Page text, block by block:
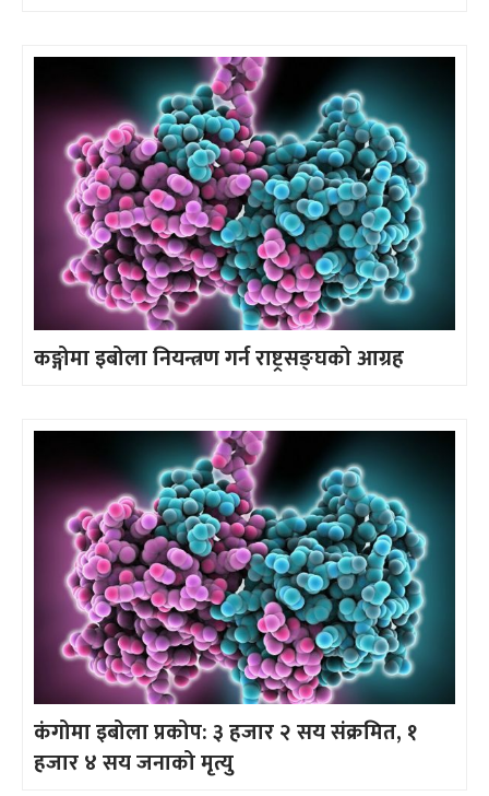
कङ्गोमा इबोला नियन्त्रण गर्न राष्ट्रसङ्घको आग्रह
कंगोमा इबोला प्रकोप: ३ हजार २ सय संक्रमित, १
हजार ४ सय जनाको मृत्यु